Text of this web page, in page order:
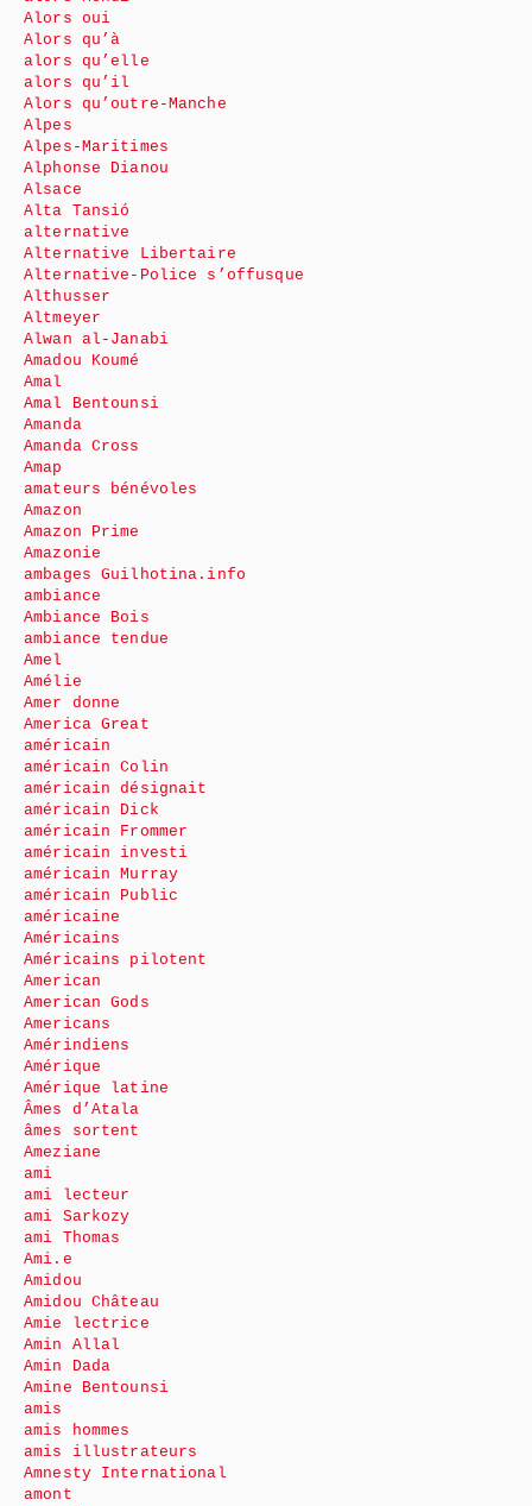
Alors oui
Alors qu’à
alors qu’elle
alors qu’il
Alors qu’outre-Manche
Alpes
Alpes-Maritimes
Alphonse Dianou
Alsace
Alta Tansió
alternative
Alternative Libertaire
Alternative-Police s’offusque
Althusser
Altmeyer
Alwan al-Janabi
Amadou Koumé
Amal
Amal Bentounsi
Amanda
Amanda Cross
Amap
amateurs bénévoles
Amazon
Amazon Prime
Amazonie
ambages Guilhotina.info
ambiance
Ambiance Bois
ambiance tendue
Amel
Amélie
Amer donne
America Great
américain
américain Colin
américain désignait
américain Dick
américain Frommer
américain investi
américain Murray
américain Public
américaine
Américains
Américains pilotent
American
American Gods
Americans
Amérindiens
Amérique
Amérique latine
Âmes d’Atala
âmes sortent
Ameziane
ami
ami lecteur
ami Sarkozy
ami Thomas
Ami.e
Amidou
Amidou Château
Amie lectrice
Amin Allal
Amin Dada
Amine Bentounsi
amis
amis hommes
amis illustrateurs
Amnesty International
amont